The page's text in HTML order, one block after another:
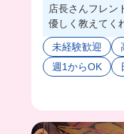
店長さんフレン
優しく教えてく
お部屋も北海道
見つけて勝手に
まかないも大き
たまにご褒美
まかないは日
未経験歓迎
週1からOK